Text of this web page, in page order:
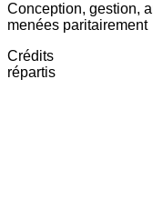
Conception, gestion,
menées paritairement
Crédits
répartis